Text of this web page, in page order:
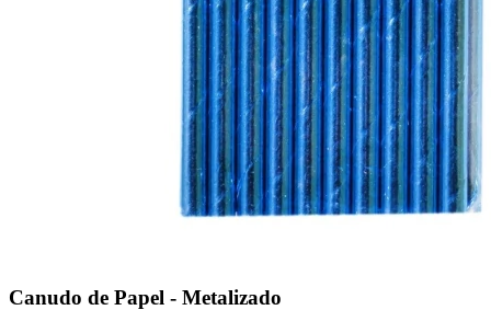
Canudo de Papel - Metalizado